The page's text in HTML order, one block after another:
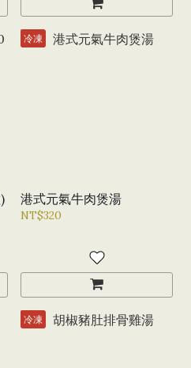
冷凍
港式元氣牛肉煲湯
NT$320
冷凍